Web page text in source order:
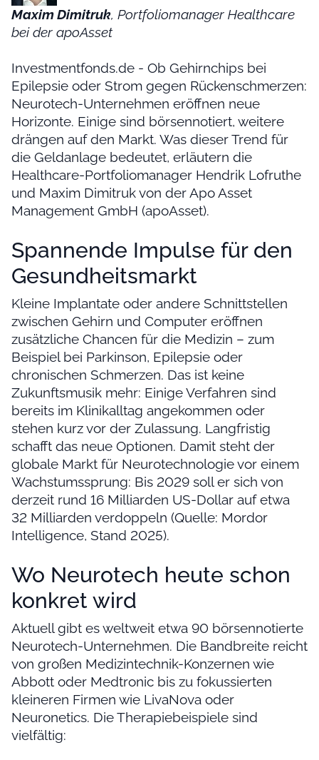
Maxim Dimitruk, Portfoliomanager Healthcare
bei der apoAsset
Investmentfonds.de - Ob Gehirnchips bei
Epilepsie oder Strom gegen Rückenschmerzen:
Neurotech-Unternehmen eröffnen neue
Horizonte. Einige sind börsennotiert, weitere
drängen auf den Markt. Was dieser Trend für
die Geldanlage bedeutet, erläutern die
Healthcare-Portfoliomanager Hendrik Lofruthe
und Maxim Dimitruk von der Apo Asset
Management GmbH (apoAsset).
Spannende Impulse für den
Gesundheitsmarkt
Kleine Implantate oder andere Schnittstellen
zwischen Gehirn und Computer eröffnen
zusätzliche Chancen für die Medizin – zum
Beispiel bei Parkinson, Epilepsie oder
chronischen Schmerzen. Das ist keine
Zukunftsmusik mehr: Einige Verfahren sind
bereits im Klinikalltag angekommen oder
stehen kurz vor der Zulassung. Langfristig
schafft das neue Optionen. Damit steht der
globale Markt für Neurotechnologie vor einem
Wachstumssprung: Bis 2029 soll er sich von
derzeit rund 16 Milliarden US-Dollar auf etwa
32 Milliarden verdoppeln (Quelle: Mordor
Intelligence, Stand 2025).
Wo Neurotech heute schon
konkret wird
Aktuell gibt es weltweit etwa 90 börsennotierte
Neurotech-Unternehmen. Die Bandbreite reicht
von großen Medizintechnik-Konzernen wie
Abbott oder Medtronic bis zu fokussierten
kleineren Firmen wie LivaNova oder
Neuronetics. Die Therapiebeispiele sind
vielfältig: